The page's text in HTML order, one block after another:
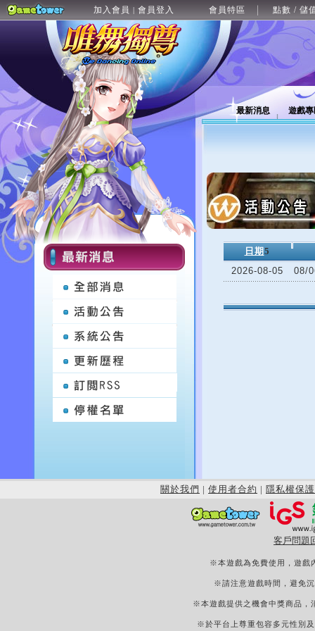
加入會員 | 會員登入 會員特區 點數 / 儲
最新消息 遊戲
日期 5
2026-08-05
08/
關於我們 | 使用者合約 | 隱私權保護
客戶問題
※本遊戲為免費使用，遊戲
※請注意遊戲時間，避免
※本遊戲提供之機會中獎商品，
※於平台上尊重包容多元性別